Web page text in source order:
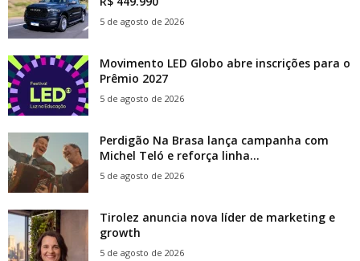
5 de agosto de 2026
Movimento LED Globo abre inscrições para o
Prêmio 2027
5 de agosto de 2026
Perdigão Na Brasa lança campanha com
Michel Teló e reforça linha...
5 de agosto de 2026
Tirolez anuncia nova líder de marketing e
growth
5 de agosto de 2026